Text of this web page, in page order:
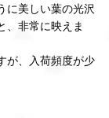
に美しい葉の光沢
、非常に映えま
が、入荷頻度が少